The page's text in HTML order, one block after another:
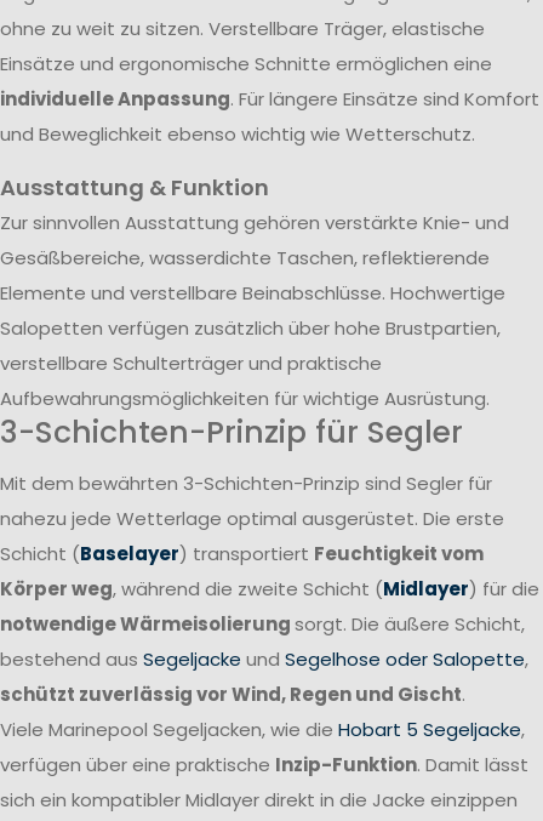
ohne zu weit zu sitzen. Verstellbare Träger, elastische
Einsätze und ergonomische Schnitte ermöglichen eine
individuelle Anpassung. Für längere Einsätze sind Komfort
und Beweglichkeit ebenso wichtig wie Wetterschutz.
Ausstattung & Funktion
Zur sinnvollen Ausstattung gehören verstärkte Knie- und
Gesäßbereiche, wasserdichte Taschen, reflektierende
Elemente und verstellbare Beinabschlüsse. Hochwertige
Salopetten verfügen zusätzlich über hohe Brustpartien,
verstellbare Schulterträger und praktische
Aufbewahrungsmöglichkeiten für wichtige Ausrüstung.
3-Schichten-Prinzip für Segler
Mit dem bewährten 3-Schichten-Prinzip sind Segler für
nahezu jede Wetterlage optimal ausgerüstet. Die erste
Schicht (Baselayer) transportiert Feuchtigkeit vom
Körper weg, während die zweite Schicht (Midlayer) für die
notwendige Wärmeisolierungsorgt. Die äußere Schicht,
bestehend aus Segeljacke und Segelhose oder Salopette,
schützt zuverlässig vor Wind, Regen und Gischt.
Viele Marinepool Segeljacken, wie die Hobart 5 Segeljacke,
verfügen über eine praktische Inzip-Funktion. Damit lässt
sich ein kompatibler Midlayer direkt in die Jacke einzippen